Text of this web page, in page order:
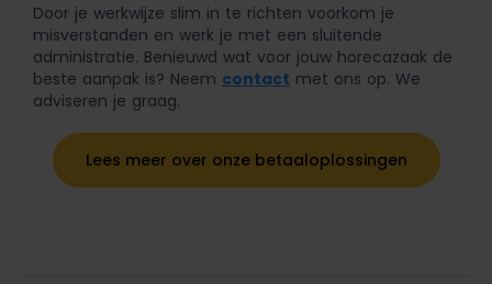
Door je werkwijze slim in te richten voorkom je
misverstanden en werk je met een sluitende
administratie. Benieuwd wat voor jouw horecazaak de
beste aanpak is? Neem contact met ons op. We
adviseren je graag.
Lees meer over onze betaaloplossingen